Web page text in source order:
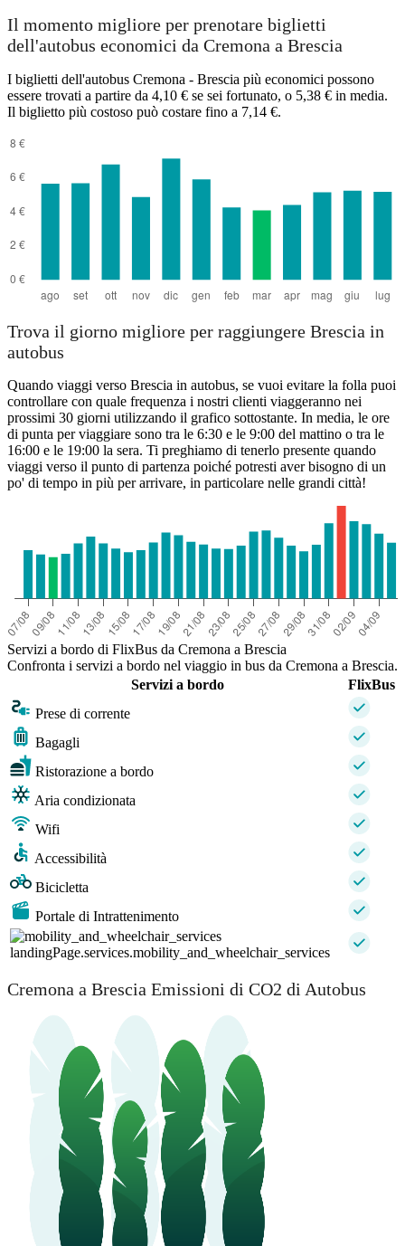
Il momento migliore per prenotare biglietti
dell'autobus economici da Cremona a Brescia
I biglietti dell'autobus Cremona - Brescia più economici possono
essere trovati a partire da 4,10 € se sei fortunato, o 5,38 € in media.
Il biglietto più costoso può costare fino a 7,14 €.
Trova il giorno migliore per raggiungere Brescia in
autobus
Quando viaggi verso Brescia in autobus, se vuoi evitare la folla puoi
controllare con quale frequenza i nostri clienti viaggeranno nei
prossimi 30 giorni utilizzando il grafico sottostante. In media, le ore
di punta per viaggiare sono tra le 6:30 e le 9:00 del mattino o tra le
16:00 e le 19:00 la sera. Ti preghiamo di tenerlo presente quando
viaggi verso il punto di partenza poiché potresti aver bisogno di un
po' di tempo in più per arrivare, in particolare nelle grandi città!
Servizi a bordo di FlixBus da Cremona a Brescia
Confronta i servizi a bordo nel viaggio in bus da Cremona a Brescia.
Servizi a bordo
FlixBus
Prese di corrente
Bagagli
Ristorazione a bordo
Aria condizionata
Wifi
Accessibilità
Bicicletta
Portale di Intrattenimento
landingPage.services.mobility_and_wheelchair_services
Cremona a Brescia Emissioni di CO2 di Autobus